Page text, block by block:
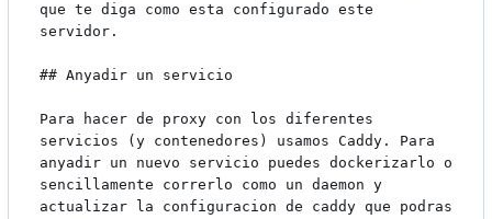
que te diga como esta configurado este
servidor.
## Anyadir un servicio
Para hacer de proxy con los diferentes
servicios (y contenedores) usamos Caddy. Para
anyadir un nuevo servicio puedes dockerizarlo o
sencillamente correrlo como un daemon y
actualizar la configuracion de caddy que podras